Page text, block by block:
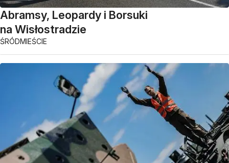
Abramsy, Leopardy i Borsuki
na Wisłostradzie
ŚRÓDMIEŚCIE